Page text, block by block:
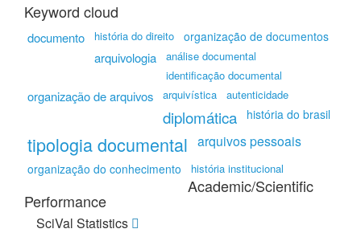
Keyword cloud
documento história do direito organização de documentos
arquivologia
análise documental
identificação documental
organização de arquivos arquivística autenticidade
diplomática história do brasil
tipologia documental arquivos pessoais
organização do conhecimento história institucional
Academic/Scientific
Performance
SciVal Statistics